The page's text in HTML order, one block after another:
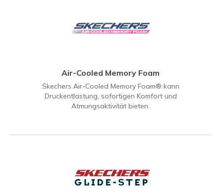
Air-Cooled Memory Foam
Skechers Air-Cooled Memory Foam® kann
Druckentlastung, sofortigen Komfort und
Atmungsaktivität bieten.